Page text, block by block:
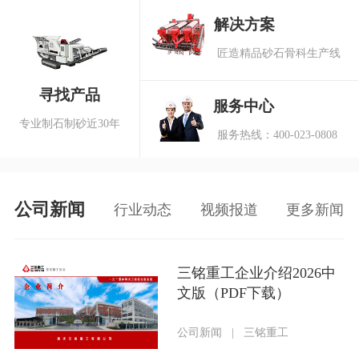
寻找产品
专业制石制砂近30年
解决方案
匠造精品砂石骨科生产线
服务中心
服务热线：400-023-0808
公司新闻 行业动态 视频报道 更多新闻
三铭重工企业介绍2026中
文版（PDF下载）
公司新闻 | 三铭重工